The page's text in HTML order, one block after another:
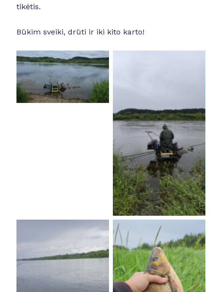
tikėtis.
Būkim sveiki, drūti ir iki kito karto!
No Caption
No Caption